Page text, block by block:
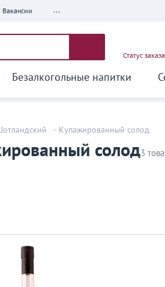
Вакансии ...
Статус заказа
Безалкогольные напитки
- Купажированный солод
солод3